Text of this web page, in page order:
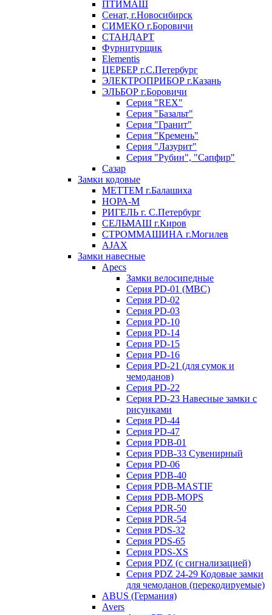
ПТИМАШ
Сенат, г.Новосибирск
СИМЕКО г.Боровичи
СТАНДАРТ
Фурнитурщик
Elementis
ЦЕРБЕР г.С.Петербург
ЭЛЕКТРОПРИБОР г.Казань
ЭЛЬБОР г.Боровичи
Серия "REX"
Серия "Базальт"
Серия "Гранит"
Серия "Кремень"
Серия "Лазурит"
Серия "Рубин", "Сапфир"
Сазар
Замки кодовые
МЕТТЕМ г.Балашиха
НОРА-М
РИГЕЛЬ г. С.Петербург
СЕЛЬМАШ г.Киров
СТРОММАШИНА г.Могилев
AJAX
Замки навесные
Apecs
Замки велосипедные
Серия PD-01 (МВС)
Серия PD-02
Серия PD-03
Серия PD-10
Серия PD-14
Серия PD-15
Серия PD-16
Серия PD-21 (для сумок и
чемоданов)
Серия PD-22
Серия PD-23 Навесные замки с
рисунками
Серия PD-44
Серия PD-47
Серия PDB-01
Серия PDB-33 Сувенирный
Серия PD-06
Серия PDB-40
Серия PDB-MASTIF
Серия PDB-MOPS
Серия PDR-50
Серия PDR-54
Серия PDS-32
Серия PDS-65
Серия PDS-XS
Серия PDZ (с сигнализацией)
Серия PDZ 24-29 Кодовые замки
для чемоданов (перекодируемые)
ABUS (Германия)
Avers